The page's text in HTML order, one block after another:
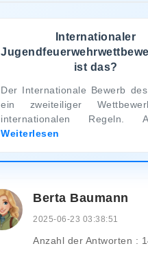
Internationaler
ist das?
Der Internationale Bewerb
ein zweiteiliger
internationalen Regeln.
Weiterlesen
Berta Baumann
2025-06-23 03:38:51
Anzahl der Antworten :